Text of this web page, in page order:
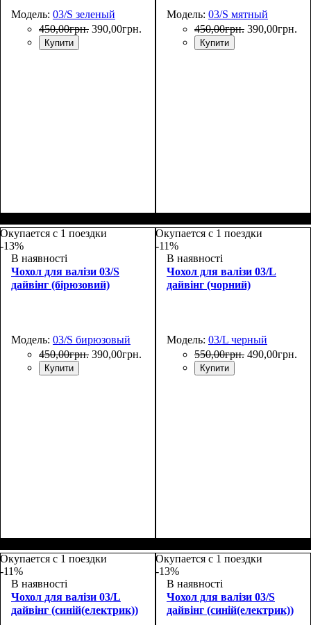
Модель: 03/S зеленый
450,00грн. 390,00грн.
Купити
Модель: 03/S мятный
450,00грн. 390,00грн.
Купити
Окупается с 1 поездки
-13%
В наявності
Чохол для валізи 03/S
дайвінг (бірюзовий)
Модель: 03/S бирюзовый
450,00грн. 390,00грн.
Купити
Окупается с 1 поездки
-11%
В наявності
Чохол для валізи 03/L
дайвінг (чорний)
Модель: 03/L черный
550,00грн. 490,00грн.
Купити
Окупается с 1 поездки
-11%
В наявності
Чохол для валізи 03/L
дайвінг (синій(електрик))
Окупается с 1 поездки
-13%
В наявності
Чохол для валізи 03/S
дайвінг (синій(електрик))